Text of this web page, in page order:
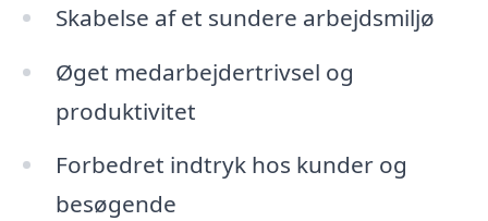
Skabelse af et sundere arbejdsmiljø
Øget medarbejdertrivsel og
produktivitet
Forbedret indtryk hos kunder og
besøgende